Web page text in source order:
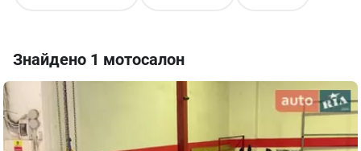
Знайдено 1 мотосалон